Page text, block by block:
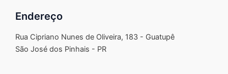
Endereço
Rua Cipriano Nunes de Oliveira, 183 - Guatupê
São José dos Pinhais - PR